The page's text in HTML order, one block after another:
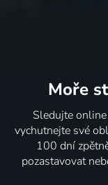
Moře
Sledujte
vychutnejte své
100 dní
pozastavovat